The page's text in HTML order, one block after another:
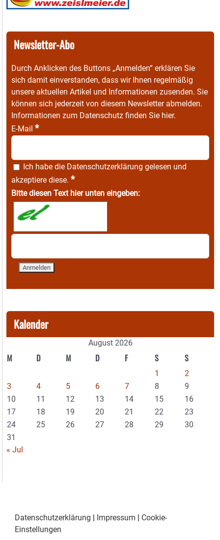
Newsletter-Abo
Durch Anklicken des Buttons „Anmelden“ erklären Sie
sich damit einverstanden, dass wir Ihnen regelmäßig
unsere aktuellen Artikel und Informationen zusenden. Sie
können sich jederzeit von diesem Newsletter abmelden.
Informationen zum Datenschutz finden Sie hier.
E-Mail *
Ich habe die Datenschutzerklärung gelesen und
akzeptiere diese. *
Bitte diesen Text hier unten eingeben:
Kalender
August 2026
M D M D F S S
1
2
3
4 5 6 7 8
9
10
11 12 13 14 15
16
17
18 19 20 21 22
23
24
25 26 27 28 29
30
31
« Jul
Datenschutzerklärung Impressum
Cookie-
Einstellungen